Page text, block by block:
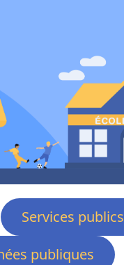
Services publics
publiques